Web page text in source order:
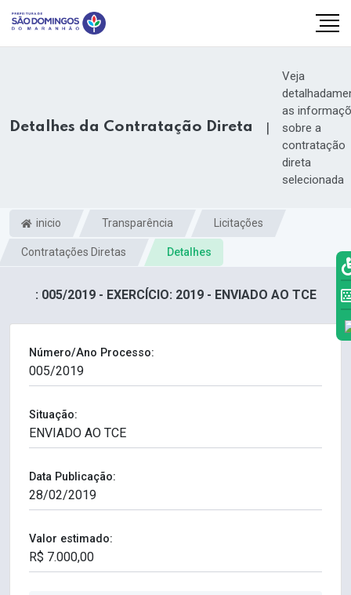
Detalhes da Contratação Direta |
Veja
as
sobre a
contratação
direta
selecionada
inicio Transparência Licitações
Contratações Diretas Detalhes
: 005/2019 - EXERCÍCIO: 2019 - ENVIADO AO TCE
Número/Ano Processo:
Situação:
Data Publicação:
Valor estimado: